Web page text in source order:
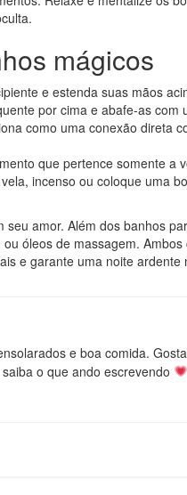
mágicos
e estenda suas mãos
por cima e abafe-as com
como uma conexão direta
que pertence somente a
incenso ou coloque uma
amor. Além dos banhos
óleos de massagem.
e garante uma noite ardente
e boa comida.
o que ando escrevendo